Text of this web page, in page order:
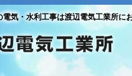
気・水利工事は渡辺電気工業所に